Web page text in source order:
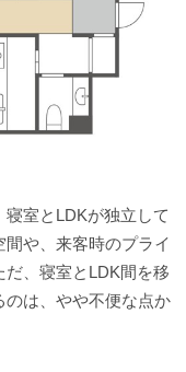
室とLDKが独立して
や、来客時のプライ
、寝室とLDK間を移
は、やや不便な点か